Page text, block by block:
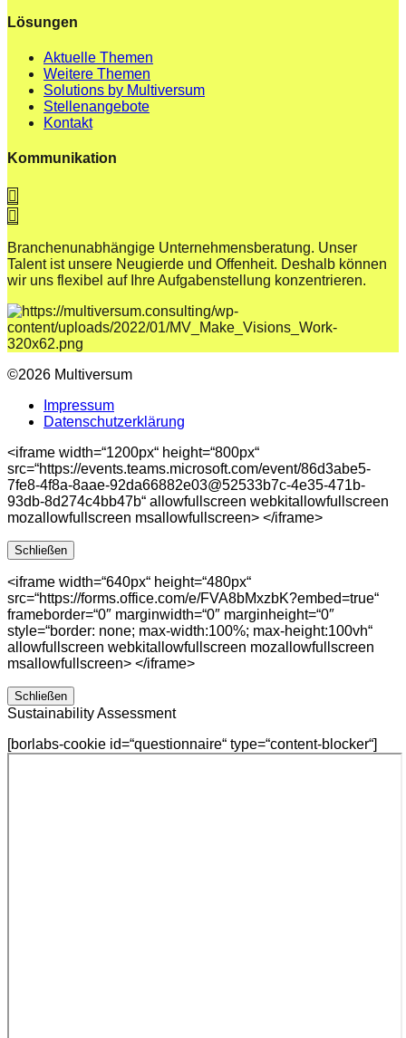
Lösungen
Aktuelle Themen
Weitere Themen
Solutions by Multiversum
Stellenangebote
Kontakt
Kommunikation
Branchenunabhängige Unternehmensberatung. Unser
Talent ist unsere Neugierde und Offenheit. Deshalb können
wir uns flexibel auf Ihre Aufgabenstellung konzentrieren.
©2026 Multiversum
Impressum
Datenschutzerklärung
<iframe width=“1200px“ height=“800px“
src=“https://events.teams.microsoft.com/event/86d3abe5-
7fe8-4f8a-8aae-92da66882e03@52533b7c-4e35-471b-
93db-8d274c4bb47b“ allowfullscreen webkitallowfullscreen
mozallowfullscreen msallowfullscreen> </iframe>
Schließen
<iframe width=“640px“ height=“480px“
src=“https://forms.office.com/e/FVA8bMxzbK?embed=true“
frameborder=“0″ marginwidth=“0″ marginheight=“0″
style=“border: none; max-width:100%; max-height:100vh“
allowfullscreen webkitallowfullscreen mozallowfullscreen
msallowfullscreen> </iframe>
Schließen
Sustainability Assessment
[borlabs-cookie id=“questionnaire“ type=“content-blocker“]